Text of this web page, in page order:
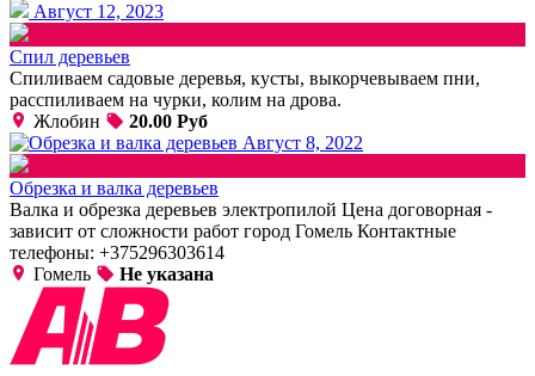
Август 12, 2023
Спил деревьев
Спиливаем садовые деревья, кусты, выкорчевываем пни,
расспиливаем на чурки, колим на дрова.
Жлобин
20.00 Руб
Август 8, 2022
Обрезка и валка деревьев
Валка и обрезка деревьев электропилой Цена договорная -
зависит от сложности работ город Гомель Контактные
телефоны: +375296303614
Гомель
Не указана